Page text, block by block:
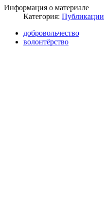
Информация о материале
Категория: Публикации
добровольчество
волонтёрство